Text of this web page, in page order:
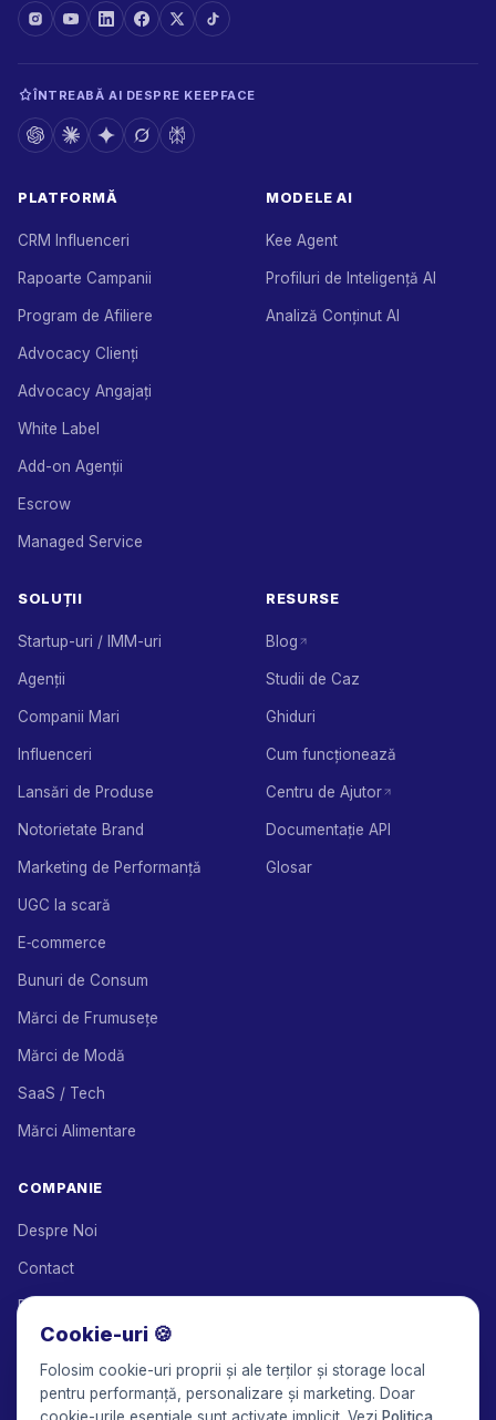
ÎNTREABĂ AI DESPRE KEEPFACE
PLATFORMĂ
CRM Influenceri
Rapoarte Campanii
Program de Afiliere
Advocacy Clienți
Advocacy Angajați
White Label
Add-on Agenții
Escrow
Managed Service
MODELE AI
Kee Agent
Profiluri de Inteligență AI
Analiză Conținut AI
SOLUȚII
Startup-uri / IMM-uri
Agenții
Companii Mari
Influenceri
Lansări de Produse
Notorietate Brand
Marketing de Performanță
UGC la scară
E‑commerce
Bunuri de Consum
Mărci de Frumusețe
Mărci de Modă
SaaS / Tech
Mărci Alimentare
RESURSE
Blog
Studii de Caz
Ghiduri
Cum funcționează
Centru de Ajutor
Documentație API
Glosar
COMPANIE
Despre Noi
Contact
Parteneri de Soluții
Program de Afiliere
Prețuri
Cookie-uri 🍪
Folosim cookie-uri proprii și ale terților și storage local
pentru performanță, personalizare și marketing. Doar